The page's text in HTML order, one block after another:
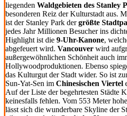
liegenden Waldgebieten des Stanley
besonderen Reiz der Kulturstadt aus.
ist der Stanley Park dergrößte
jedes Jahr Millionen Besucher ins
Highlight ist die 9-Uhr-Kanone,
abgefeuert wird. Vancouver wird
außergewöhnlichen Schönheit auch
Hollywoodproduktionen. Ebenso
das Kulturgut der Stadt wider. So ist
Sun-Yat-Sen im Chinesischen Viertel
Auf der Liste der begehrtesten Städte
keinesfalls fehlen. Vom 553 Meter
lässt sich die wunderbare Skyline der